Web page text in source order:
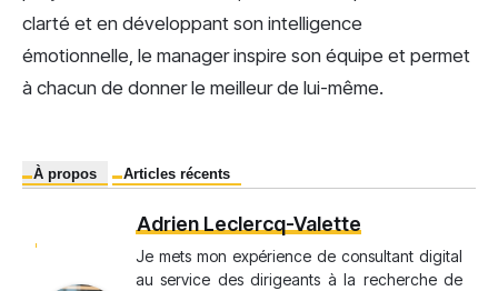
clarté et en développant son intelligence
émotionnelle, le manager inspire son équipe et permet
à chacun de donner le meilleur de lui-même.
À propos Articles récents
Adrien Leclercq-Valette
Je mets mon expérience de consultant digital
au service des dirigeants à la recherche de